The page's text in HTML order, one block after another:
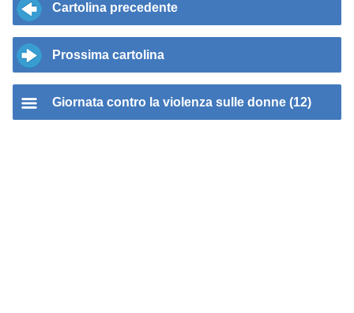
Cartolina precedente
Prossima cartolina
Giornata contro la violenza sulle donne (12)